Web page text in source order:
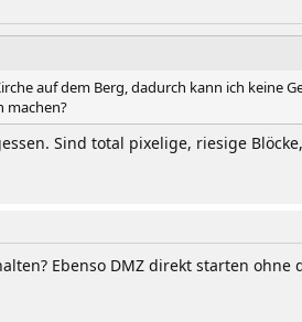
auf dem Berg, dadurch kann ich keine
machen?
Sind total pixelige, riesige
Ebenso DMZ direkt starten ohne